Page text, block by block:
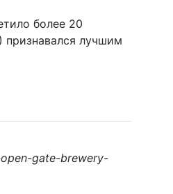
более 20
лучшим
gate-brewery-